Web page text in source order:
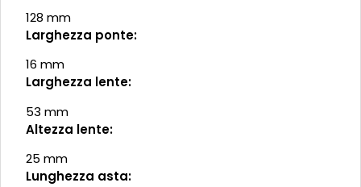
128 mm
Larghezza ponte:
16 mm
Larghezza lente:
53 mm
Altezza lente:
25 mm
Lunghezza asta: